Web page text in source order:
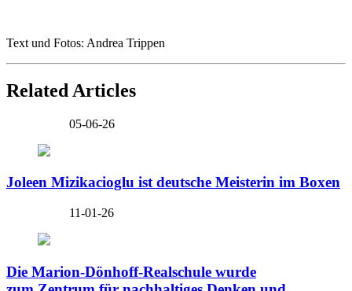
Text und Fotos: Andrea Trippen
Related Articles
05-06-26
Joleen Mizikacioglu ist deutsche Meisterin im Boxen
11-01-26
Die Marion-Dönhoff-Realschule wurde